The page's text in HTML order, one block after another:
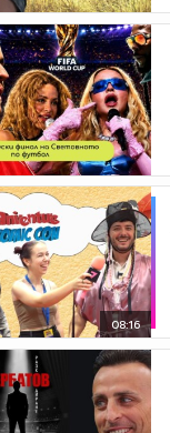
08:16